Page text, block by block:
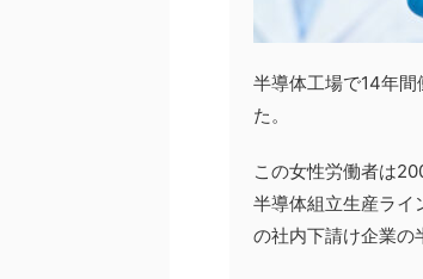
半導体工場で14年
た。
この女性労働者は
半導体組立生産ラ
の社内下請け企業の